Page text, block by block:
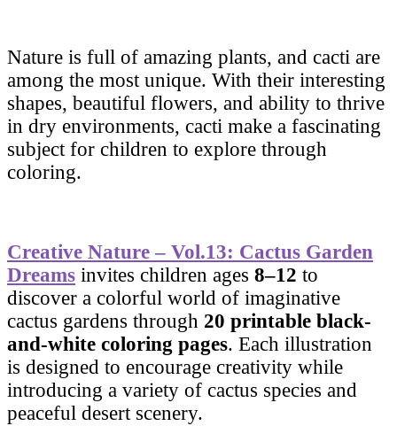
Nature is full of amazing plants, and cacti are
among the most unique. With their interesting
shapes, beautiful flowers, and ability to thrive
in dry environments, cacti make a fascinating
subject for children to explore through
coloring.
Creative Nature – Vol.13: Cactus Garden
Dreams invites children ages 8–12 to
discover a colorful world of imaginative
cactus gardens through 20 printable black-
and-white coloring pages. Each illustration
is designed to encourage creativity while
introducing a variety of cactus species and
peaceful desert scenery.